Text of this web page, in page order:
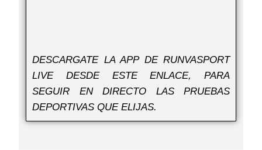
DESCARGATE LA APP DE RUNVASPORT
LIVE DESDE ESTE ENLACE, PARA
SEGUIR EN DIRECTO LAS PRUEBAS
DEPORTIVAS QUE ELIJAS.